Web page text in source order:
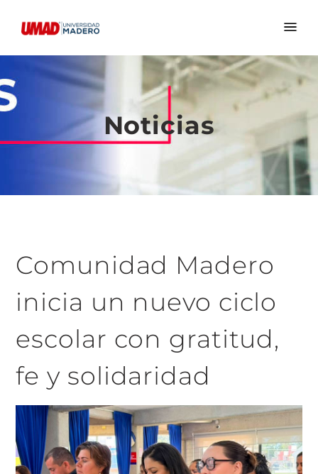
Noticias
Comunidad Madero
inicia un nuevo ciclo
escolar con gratitud,
fe y solidaridad